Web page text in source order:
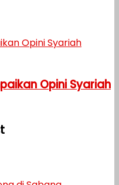
Opini Syariah